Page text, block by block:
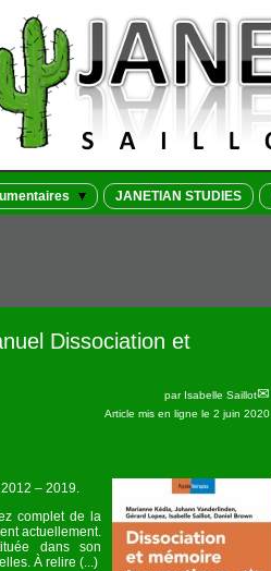
JANETIAN STUDIES
Dissociation et
par Isabelle Saillot
Article mis en ligne le 2 juin 2020
– 2019.
complet de la
actuellement.
dans son
À relire (...)